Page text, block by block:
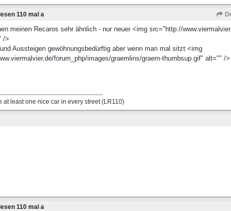
110 mal a
meinen Recaros sehr ähnlich - nur neuer <img src="http://
/>
Aussteigen gewöhnungsbedürftig aber wenn man mal sitzt <img
forum_php/images/graemlins/graem-thumbsup.gif" alt="" />
at least one nice car in every street (LR110)
110 mal a